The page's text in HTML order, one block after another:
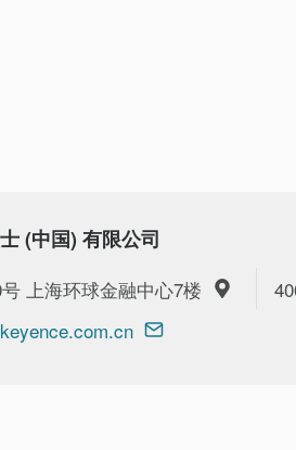
(中国) 有限公司
上海环球金融中心7楼